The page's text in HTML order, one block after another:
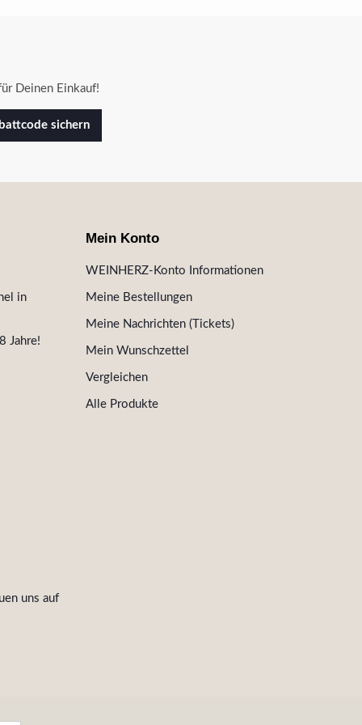
Deinen Einkauf!
sichern
in
Jahre!
uns auf
Mein Konto
WEINHERZ-Konto Informationen
Meine Bestellungen
Meine Nachrichten (Tickets)
Mein Wunschzettel
Vergleichen
Alle Produkte